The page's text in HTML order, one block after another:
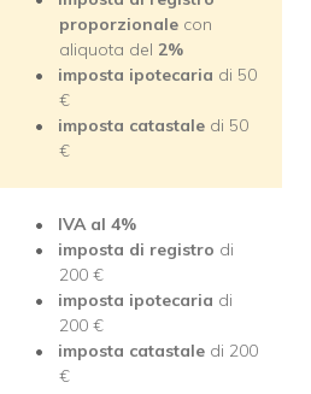
proporzionale con
aliquota del 2%
imposta ipotecaria di 50
€
imposta catastale di 50
€
IVA al 4%
imposta di registro di
200 €
imposta ipotecaria di
200 €
imposta catastale di 200
€